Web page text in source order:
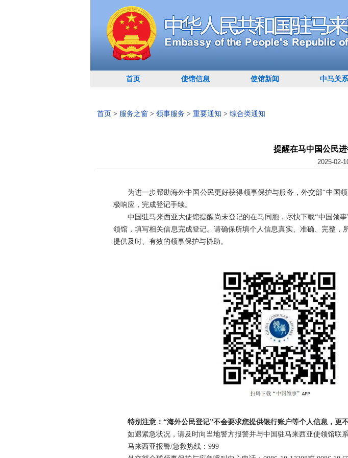
首页 使馆信息 使馆新闻 中马关系
首页 > 服务之窗 > 领事服务 > 重要通知 > 综合类通知
提醒在马中国公民
2025-02-
为进一步帮助海外中国公民更好获得领事保护与服务，外交部“中国
极响应，完成登记手续。
中国驻马来西亚大使馆提醒尚未登记的在马同胞，尽快下载“中国领
领馆，填写相关信息完成登记。请确保所填个人信息真实、准确、完整
提供及时、有效的领事保护与协助。
特别注意：“海外公民登记”不会要求您提供银行账户等个人信息，更
如遇紧急状况，请及时向当地警方报警并与中国驻马来西亚使领馆联系
马来西亚报警/急救热线：999